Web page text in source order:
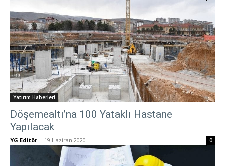
Yatırım Haberleri
Döşemealtı’na 100 Yataklı Hastane
Yapılacak
YG Editör - 19 Haziran 2020 0